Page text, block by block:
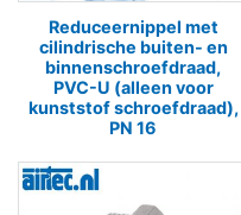
Reduceernippel met
cilindrische buiten- en
binnenschroefdraad,
PVC-U (alleen voor
kunststof schroefdraad),
PN 16